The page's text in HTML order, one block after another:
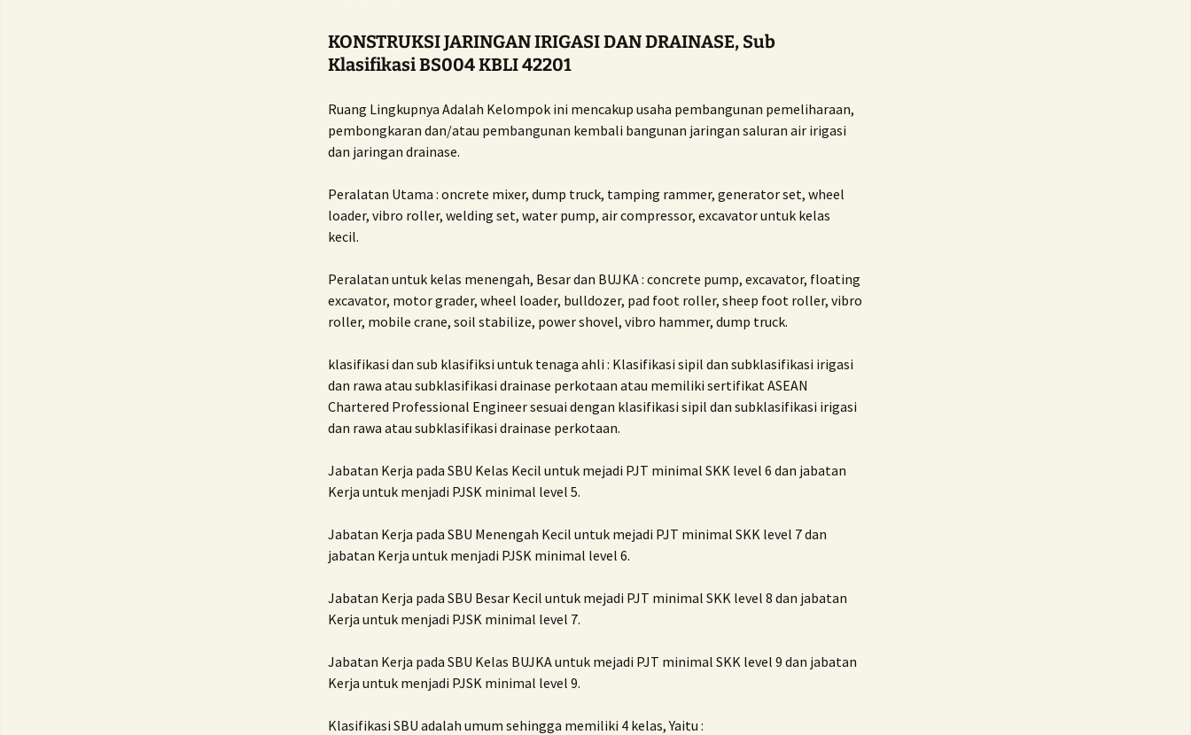
ISO TS 16949
KONSTRUKSI JARINGAN IRIGASI DAN DRAINASE, Sub
Klasifikasi BS004 KBLI 42201
Ruang Lingkupnya Adalah Kelompok ini mencakup usaha pembangunan pemeliharaan,
pembongkaran dan/atau pembangunan kembali bangunan jaringan saluran air irigasi
dan jaringan drainase.
Peralatan Utama : oncrete mixer, dump truck, tamping rammer, generator set, wheel
loader, vibro roller, welding set, water pump, air compressor, excavator untuk kelas
kecil.
Peralatan untuk kelas menengah, Besar dan BUJKA : concrete pump, excavator, floating
excavator, motor grader, wheel loader, bulldozer, pad foot roller, sheep foot roller, vibro
roller, mobile crane, soil stabilize, power shovel, vibro hammer, dump truck.
klasifikasi dan sub klasifiksi untuk tenaga ahli : Klasifikasi sipil dan subklasifikasi irigasi
dan rawa atau subklasifikasi drainase perkotaan atau memiliki sertifikat ASEAN
Chartered Professional Engineer sesuai dengan klasifikasi sipil dan subklasifikasi irigasi
dan rawa atau subklasifikasi drainase perkotaan.
Jabatan Kerja pada SBU Kelas Kecil untuk mejadi PJT minimal SKK level 6 dan jabatan
Kerja untuk menjadi PJSK minimal level 5.
Jabatan Kerja pada SBU Menengah Kecil untuk mejadi PJT minimal SKK level 7 dan
jabatan Kerja untuk menjadi PJSK minimal level 6.
Jabatan Kerja pada SBU Besar Kecil untuk mejadi PJT minimal SKK level 8 dan jabatan
Kerja untuk menjadi PJSK minimal level 7.
Jabatan Kerja pada SBU Kelas BUJKA untuk mejadi PJT minimal SKK level 9 dan jabatan
Kerja untuk menjadi PJSK minimal level 9.
Klasifikasi SBU adalah umum sehingga memiliki 4 kelas, Yaitu :